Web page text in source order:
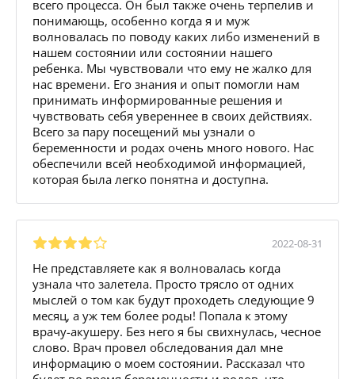
всего процесса. Он был также очень терпелив и
понимающь, особенно когда я и муж
волновалась по поводу каких либо изменений в
нашем состоянии или состоянии нашего
ребенка. Мы чувствовали что ему не жалко для
нас времени. Его знания и опыт помогли нам
принимать информированные решения и
чувствовать себя увереннее в своих действиях.
Всего за пару посещений мы узнали о
беременности и родах очень много нового. Нас
обеспечили всей необходимой информацией,
которая была легко понятна и доступна.
2022-08-31
Не представляете как я волновалась когда
узнала что залетела. Просто трясло от одних
мыслей о том как будут проходеть следующие 9
месяц, а уж тем более роды! Попала к этому
врачу-акушеру. Без него я бы свихнулась, чесное
слово. Врач провел обследования дал мне
информацию о моем состоянии. Рассказал что